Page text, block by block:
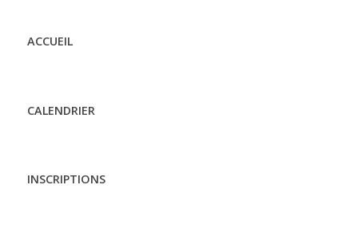
ACCUEIL
CALENDRIER
INSCRIPTIONS